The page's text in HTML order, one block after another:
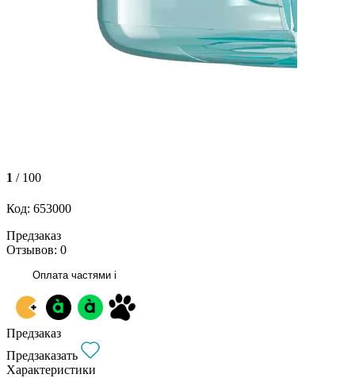
1 / 100
Код: 653000
Предзаказ
Отзывов: 0
Оплата частями i
Предзаказ
Предзаказать
Характеристики